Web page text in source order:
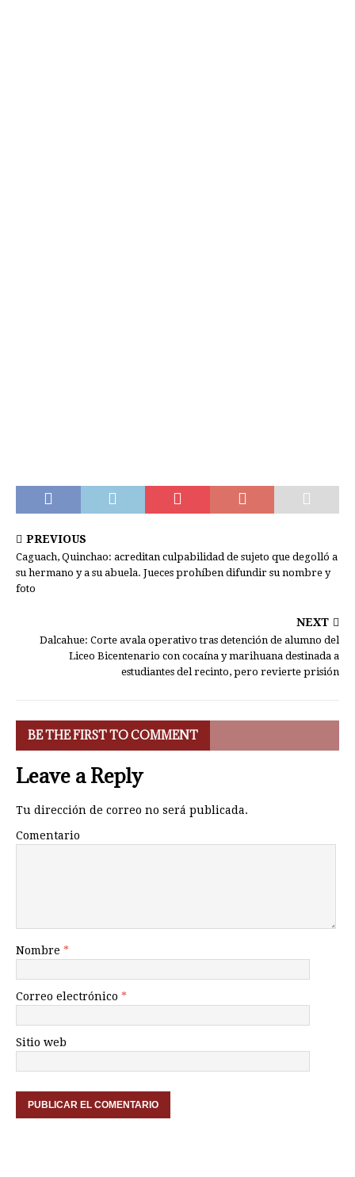
PREVIOUS
Caguach, Quinchao: acreditan culpabilidad de sujeto que degolló a
su hermano y a su abuela. Jueces prohíben difundir su nombre y
foto
NEXT
Dalcahue: Corte avala operativo tras detención de alumno del
Liceo Bicentenario con cocaína y marihuana destinada a
estudiantes del recinto, pero revierte prisión
BE THE FIRST TO COMMENT
Leave a Reply
Tu dirección de correo no será publicada.
Comentario
Nombre *
Correo electrónico *
Sitio web